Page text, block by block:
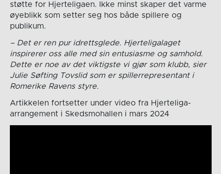
støtte for Hjerteligaen. Ikke minst skaper det varme
øyeblikk som setter seg hos både spillere og
publikum.
– Det er ren pur idrettsglede. Hjerteligalaget
inspirerer oss alle med sin entusiasme og samhold.
Dette er noe av det viktigste vi gjør som klubb, sier
Julie Søfting Tovslid som er spillerrepresentant i
Romerike Ravens styre.
Artikkelen fortsetter under video fra Hjerteliga-
arrangement i Skedsmohallen i mars 2024